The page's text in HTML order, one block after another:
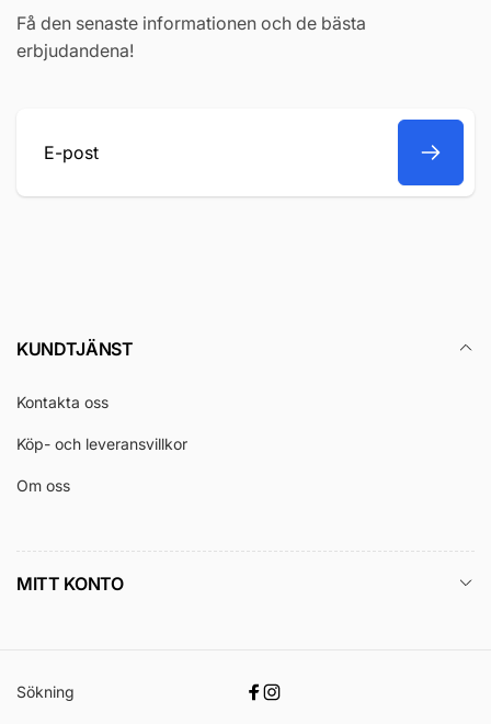
Få den senaste informationen och de bästa
erbjudandena!
E-
KUNDTJÄNST
Kontakta oss
Köp- och leveransvillkor
Om oss
MITT KONTO
Sökning
Facebook
Instagram